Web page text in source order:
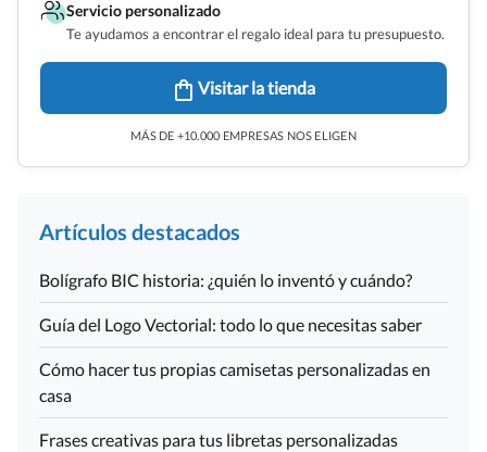
Servicio personalizado
Te ayudamos a encontrar el regalo ideal para tu presupuesto.
Visitar la tienda
MÁS DE +10.000 EMPRESAS NOS ELIGEN
Artículos destacados
Bolígrafo BIC historia: ¿quién lo inventó y cuándo?
Guía del Logo Vectorial: todo lo que necesitas saber
Cómo hacer tus propias camisetas personalizadas en
casa
Frases creativas para tus libretas personalizadas